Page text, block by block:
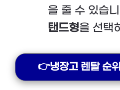
을 줄 수 있습
탠드형을 선택
👉냉장고 렌탈 순